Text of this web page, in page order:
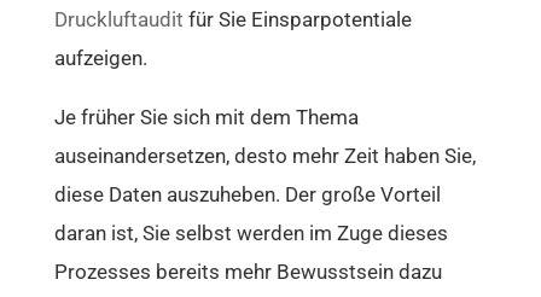
Druckluftaudit für Sie Einsparpotentiale
aufzeigen.
Je früher Sie sich mit dem Thema
auseinandersetzen, desto mehr Zeit haben Sie,
diese Daten auszuheben. Der große Vorteil
daran ist, Sie selbst werden im Zuge dieses
Prozesses bereits mehr Bewusstsein dazu